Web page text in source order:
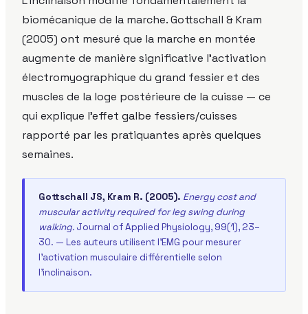
biomécanique de la marche. Gottschall & Kram
(2005) ont mesuré que la marche en montée
augmente de manière significative l'activation
électromyographique du grand fessier et des
muscles de la loge postérieure de la cuisse — ce
qui explique l'effet galbe fessiers/cuisses
rapporté par les pratiquantes après quelques
semaines.
Gottschall JS, Kram R. (2005). Energy cost and
muscular activity required for leg swing during
walking. Journal of Applied Physiology, 99(1), 23–
30. — Les auteurs utilisent l'EMG pour mesurer
l'activation musculaire différentielle selon
l'inclinaison.